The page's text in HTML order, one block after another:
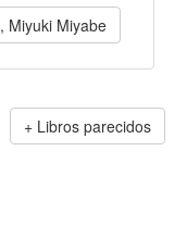
, Miyuki Miyabe
Libros parecidos